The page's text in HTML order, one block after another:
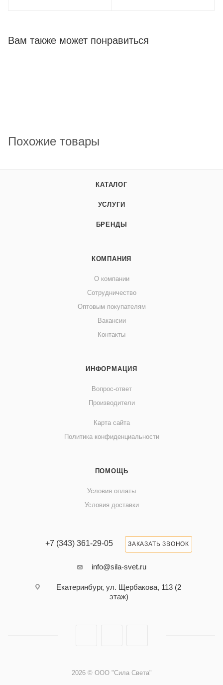
Вам также может понравиться
Похожие товары
КАТАЛОГ
УСЛУГИ
БРЕНДЫ
КОМПАНИЯ
О компании
Сотрудничество
Оптовым покупателям
Вакансии
Контакты
ИНФОРМАЦИЯ
Вопрос-ответ
Производители
Карта сайта
Политика конфиденциальности
ПОМОЩЬ
Условия оплаты
Условия доставки
+7 (343) 361-29-05 ЗАКАЗАТЬ ЗВОНОК
info@sila-svet.ru
Екатеринбург, ул. Щербакова, 113 (2
этаж)
2026 © ООО "Сила Света"